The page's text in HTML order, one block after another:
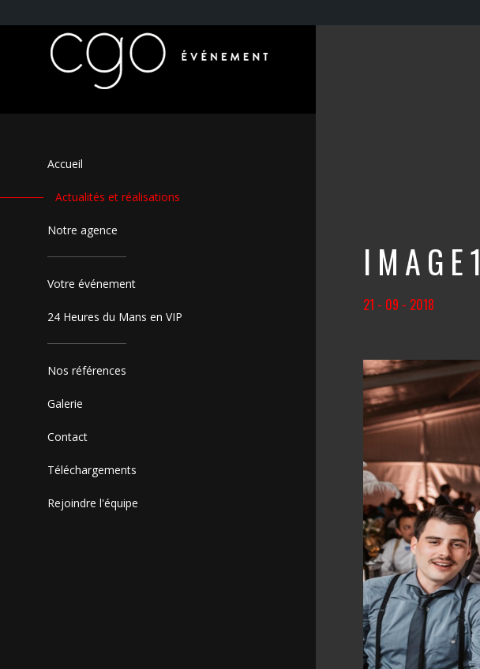
Accueil
Actualités et réalisations
Notre agence
Votre événement
24 Heures du Mans en VIP
Nos références
Galerie
Contact
Téléchargements
Rejoindre l'équipe
IMAGE1
21 - 09 - 2018